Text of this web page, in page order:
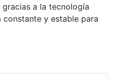
a la tecnología
constante y estable para